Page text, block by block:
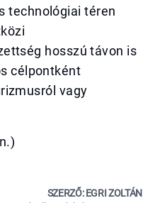
technológiai téren
hosszú távon is
célpontként
vagy
SZERZŐ: EGRI ZOLTÁN